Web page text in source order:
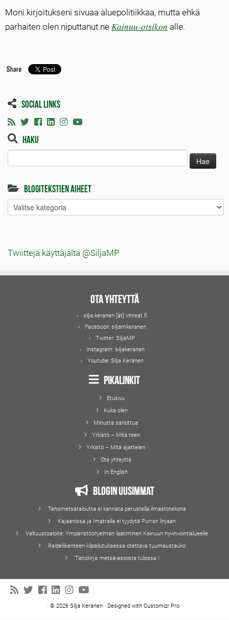
Moni kirjoitukseni sivuaa aluepolitiikkaa, mutta ehkä
parhaiten olen niputtanut ne Kainuu-otsikon alle.
Social links
Haku
Blogitekstien aiheet
Blogitekstien
aiheet
Twiittejä käyttäjältä @SiljaMP
Ota yhteyttä
silja.keranen [ät] vihreat.fi
Facebook: siljamkeranen
Twitter: SiljaMP
Instagram: siljakeranen
Youtube: Silja Keränen
Pikalinkit
Etusivu
Kuka olen
Minusta sanottua
Yrkistö – Mitä teen
Yrkistö – Mitä ajattelen
Ota yhteyttä
In English
Blogin uusimmat
Tehometsätaloutta ei kannata perustella ilmastotekona
Kajaanissa ja Imatralla ei tyydytä Purran linjaan
Valtuustoaloite: Ympäristöohjelman laatiminen Kainuun hyvinvointialueelle
Raideliikenteen kilpailutuksessa otettava tuumaustauko
Tietokirja metsä-asioista tulossa !
· © 2026 Silja Keränen· Designed with Customizr Pro·